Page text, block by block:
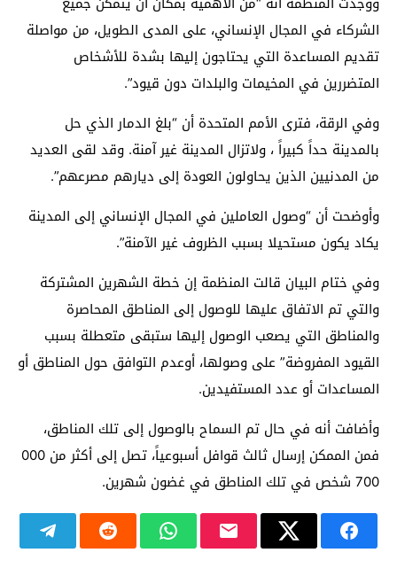
الشركاء في المجال الإنساني، على المدى الطويل، من مواصلة
تقديم المساعدة التي يحتاجون إليها بشدة للأشخاص
المتضررين في المخيمات والبلدات دون قيود”.
وفي الرقة، فترى الأمم المتحدة أن “بلغ الدمار الذي حل
بالمدينة حداً كبيراً ، ولاتزال المدينة غير آمنة. وقد لقى العديد
من المدنيين الذين يحاولون العودة إلى ديارهم مصرعهم”.
وأوضحت أن “وصول العاملين في المجال الإنساني إلى المدينة
يكاد يكون مستحيلا بسبب الظروف غير الآمنة”.
وفي ختام البيان قالت المنظمة إن خطة الشهرين المشتركة
والتي تم الاتفاق عليها للوصول إلى المناطق المحاصرة
والمناطق التي يصعب الوصول إليها ستبقى متعطلة بسبب
القيود المفروضة” على وصولها، أوعدم التوافق حول المناطق أو
المساعدات أو عدد المستفيدين.
وأضافت أنه في حال تم السماح بالوصول إلى تلك المناطق،
فمن الممكن إرسال ثالث قوافل أسبوعياً، تصل إلى أكثر من 000
700 شخص في تلك المناطق في غضون شهرين.